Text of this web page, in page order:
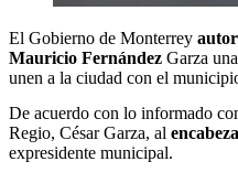
El Gobierno de Monterrey
Mauricio Fernández Garza
unen a la ciudad con el
De acuerdo con lo informado
Regio, César Garza, al
expresidente municipal.